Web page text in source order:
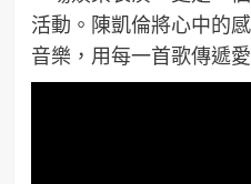
活動。陳凱倫將心中的
音樂，用每一首歌傳遞